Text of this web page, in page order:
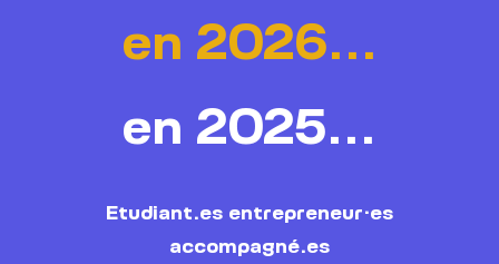
en 2026...
en 2025...
Etudiant.es entrepreneur·es
accompagné.es